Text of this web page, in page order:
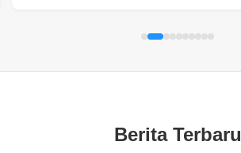
Berita Terbaru